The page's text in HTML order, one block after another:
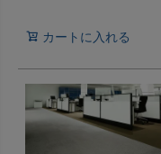
カートに入れる